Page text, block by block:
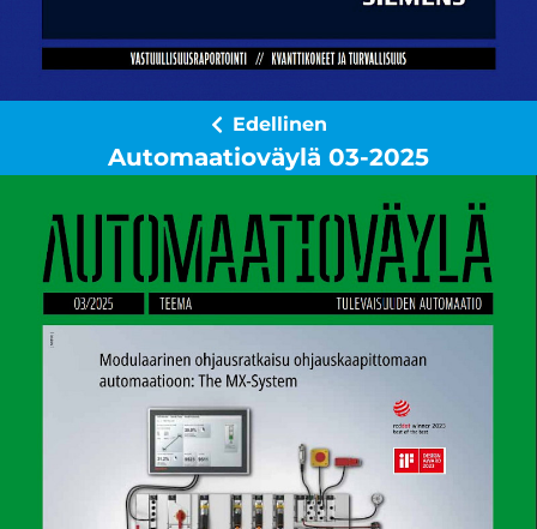
Edellinen
Automaatioväylä 03-2025